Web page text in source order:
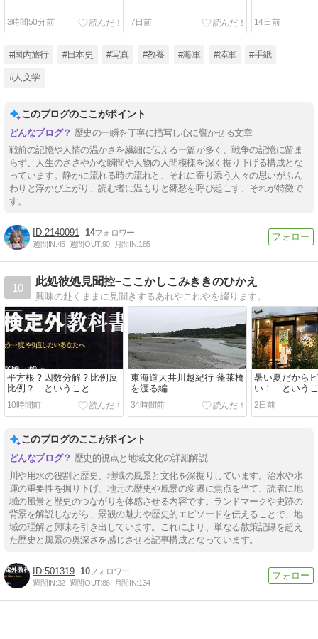
3時間50分前 7日前 14日前
#国内旅行 #日本史 #写真 #教養 #海軍 #陸軍 #手紙
#人文学
このブログのここがポイント
歴史の一瞬を丁寧に描写し心に響かせる文章
戦前の記憶や人情の温かさを繊細に伝える一篇が多く、戦争の記憶に留ま
らず、人生のささやかな瞬間や人物の人間模様を深く掘り下げる構成とな
っています。静かに流れる時の流れと、それに寄り添う人々の思いがふん
わりと浮かび上がり、読む者に温もりと郷愁を呼び起こす、それが特徴で
す。
2140091 14
週間IN:45 週間OUT:90 月間IN:185
10
此処彼処見聞控−ここかしこみききのひかえ
興味の赴くままに見聞きするあれやこれやを綴ります。
平方根？因数分解？比例反
比例？…ということ
10時間前
東海道大井川越紀行 蓬莱橋
を渡る編
34時間前
暑い夏だから
い！…という
2日前
このブログのここがポイント
歴史的視点と地域文化の詳細解説
川や用水の役割と歴史、地域の風景と文化を深掘りしています。治水や水
運の重要性を掘り下げ、地元の歴史や風景の変遷に焦点を当て、読者に地
域の風景と歴史のつながりを体感させる内容です。ランドマークや史跡の
背景を解説しながら、景観の魅力や歴史的エピソードを伝えることで、地
域の理解と興味を引き出しています。これにより、単なる散策記録を超え
た歴史と風景の奥深さを感じさせる記事構成となっています。
501319 10
週間IN:32 週間OUT:86 月間IN:134